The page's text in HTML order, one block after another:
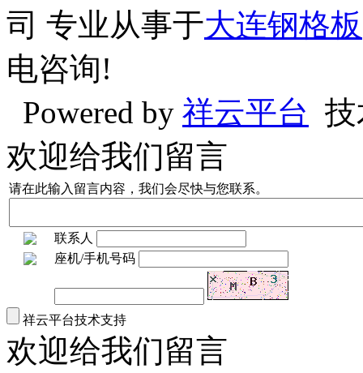
司 专业从事于大连钢格板
电咨询!
Powered by 祥云平台
欢迎给我们留言
请在此输入留言内容，我们会尽快与您联系。
联系人
座机/手机号码
祥云平台技术支持
欢迎给我们留言